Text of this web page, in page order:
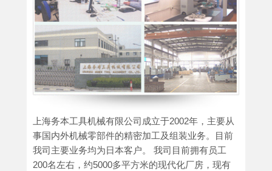
上海务本工具机械有限公司成立于2002年，主要从
事国内外机械零部件的精密加工及组装业务。目前
我司主要业务均为日本客户。 我司目前拥有员工
200名左右，约5000多平方米的现代化厂房，现有